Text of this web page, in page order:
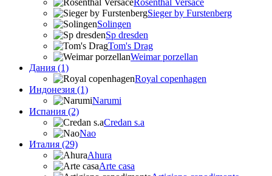
Rosenthal Versace
Sieger by Furstenberg
Solingen
Sp dresden
Tom's Drag
Weimar porzellan
Дания (1)
Royal copenhagen
Индонезия (1)
Narumi
Испания (2)
Credan s.a
Nao
Италия (29)
Ahura
Arte casa